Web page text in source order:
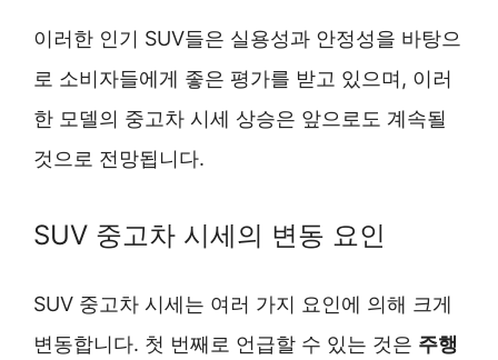
이러한 인기 SUV들은 실용성과 안정성을 바탕으
로 소비자들에게 좋은 평가를 받고 있으며, 이러
한 모델의 중고차 시세 상승은 앞으로도 계속될
것으로 전망됩니다.
SUV 중고차 시세의 변동 요인
SUV 중고차 시세는 여러 가지 요인에 의해 크게
변동합니다. 첫 번째로 언급할 수 있는 것은 주행